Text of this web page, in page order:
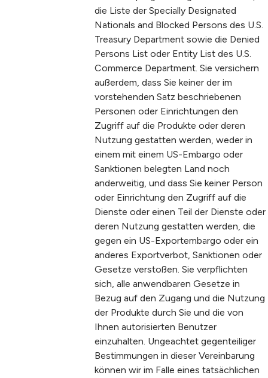
die Liste der Specially Designated
Nationals and Blocked Persons des U.S.
Treasury Department sowie die Denied
Persons List oder Entity List des U.S.
Commerce Department. Sie versichern
außerdem, dass Sie keiner der im
vorstehenden Satz beschriebenen
Personen oder Einrichtungen den
Zugriff auf die Produkte oder deren
Nutzung gestatten werden, weder in
einem mit einem US-Embargo oder
Sanktionen belegten Land noch
anderweitig, und dass Sie keiner Person
oder Einrichtung den Zugriff auf die
Dienste oder einen Teil der Dienste oder
deren Nutzung gestatten werden, die
gegen ein US-Exportembargo oder ein
anderes Exportverbot, Sanktionen oder
Gesetze verstoßen. Sie verpflichten
sich, alle anwendbaren Gesetze in
Bezug auf den Zugang und die Nutzung
der Produkte durch Sie und die von
Ihnen autorisierten Benutzer
einzuhalten. Ungeachtet gegenteiliger
Bestimmungen in dieser Vereinbarung
können wir im Falle eines tatsächlichen